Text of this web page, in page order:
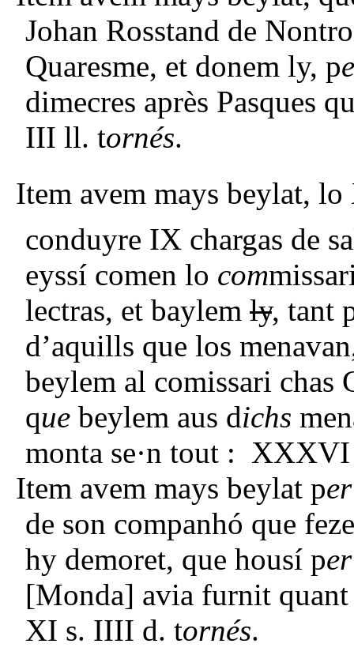
Johan Rosstand de
Quaresme, et donem ly, p
dimecres après Pasques
III ll. tornés.
Item avem mays beylat,
conduyre IX chargas de
eyssí comen lo com
lectras, et baylem ly, tant
d’aquills que los
beylem al comissari chas
que beylem aus dichs
monta se·n tout :
Item avem mays beylat per
de son companhó que
hy demoret, que housí per
[Monda] avia furnit quant
XI s. IIII d. tornés.